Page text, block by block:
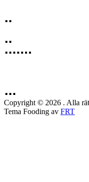
Copyright © 2026 . Alla
Tema Fooding av FRT